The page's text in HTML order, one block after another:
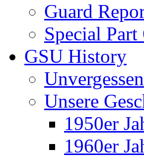
Guard
Special Part
GSU History
Unvergessen
Unsere
1950er
1960er